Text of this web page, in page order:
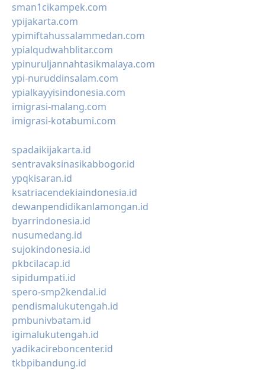
sman1cikampek.com
ypijakarta.com
ypimiftahussalammedan.com
ypialqudwahblitar.com
ypinuruljannahtasikmalaya.com
ypi-nuruddinsalam.com
ypialkayyisindonesia.com
imigrasi-malang.com
imigrasi-kotabumi.com
spadaikijakarta.id
sentravaksinasikabbogor.id
ypqkisaran.id
ksatriacendekiaindonesia.id
dewanpendidikanlamongan.id
byarrindonesia.id
nusumedang.id
sujokindonesia.id
pkbcilacap.id
sipidumpati.id
spero-smp2kendal.id
pendismalukutengah.id
pmbunivbatam.id
igimalukutengah.id
yadikacireboncenter.id
tkbpibandung.id